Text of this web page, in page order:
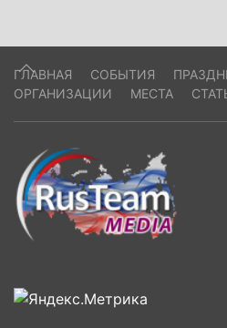
ГЛАВНАЯ СОБЫТИЯ
ОРГАНИЗАЦИИ
МЕСТА